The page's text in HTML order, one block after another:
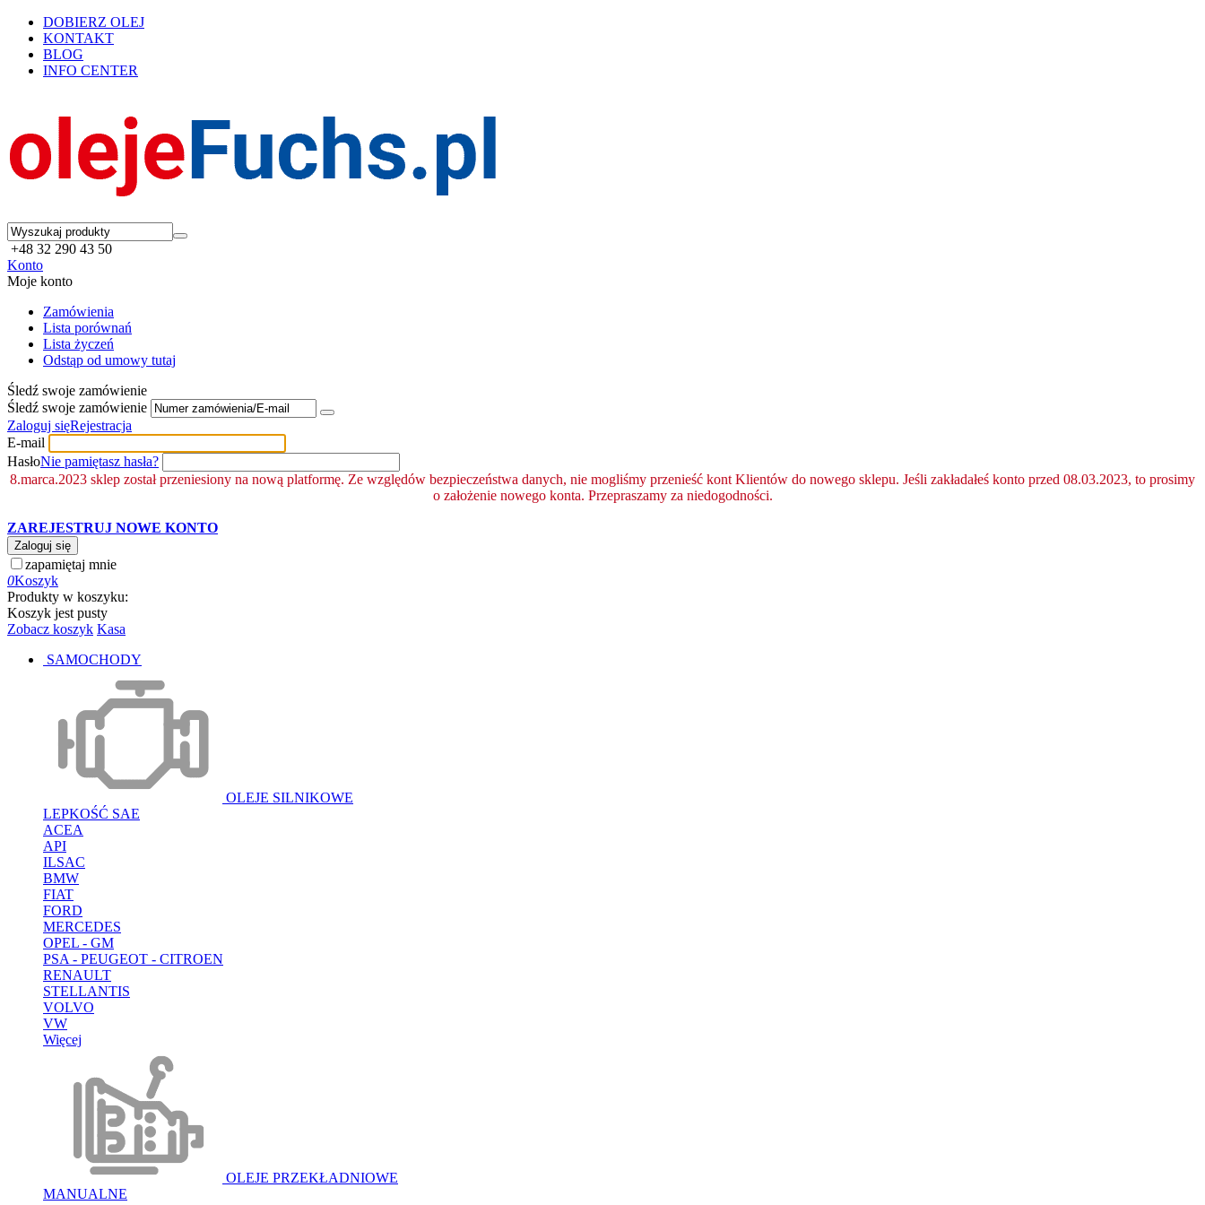
DOBIERZ OLEJ
KONTAKT
BLOG
INFO CENTER
+48 32 290 43 50
Konto
Moje konto
Zamówienia
Lista porównań
Lista życzeń
Odstąp od umowy tutaj
Śledź swoje zamówienie
Śledź swoje zamówienie
Zaloguj sięRejestracja
E-mail
HasłoNie pamiętasz hasła?
8.marca.2023 sklep został przeniesiony na nową platformę. Ze względów bezpieczeństwa danych, nie mogliśmy przenieść kont Klientów do nowego sklepu. Jeśli zakładałeś konto przed 08.03.2023, to prosimy
o założenie nowego konta. Przepraszamy za niedogodności.
ZAREJESTRUJ NOWE KONTO
Zaloguj się
zapamiętaj mnie
0Koszyk
Produkty w koszyku:
Koszyk jest pusty
Zobacz koszyk Kasa
SAMOCHODY
OLEJE SILNIKOWE
LEPKOŚĆ SAE
ACEA
API
ILSAC
BMW
FIAT
FORD
MERCEDES
OPEL - GM
PSA - PEUGEOT - CITROEN
RENAULT
STELLANTIS
VOLVO
VW
Więcej
OLEJE PRZEKŁADNIOWE
MANUALNE